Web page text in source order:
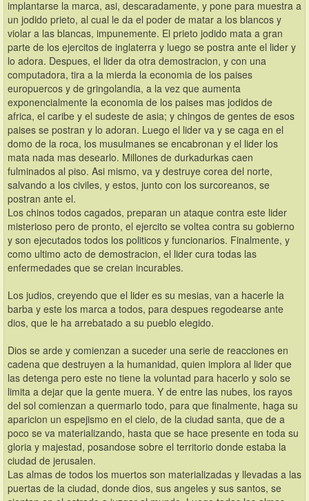
implantarse la marca, asi, descaradamente, y pone para muestra a
un jodido prieto, al cual le da el poder de matar a los blancos y
violar a las blancas, impunemente. El prieto jodido mata a gran
parte de los ejercitos de inglaterra y luego se postra ante el lider y
lo adora. Despues, el lider da otra demostracion, y con una
computadora, tira a la mierda la economia de los paises
europuercos y de gringolandia, a la vez que aumenta
exponencialmente la economia de los paises mas jodidos de
africa, el caribe y el sudeste de asia; y chingos de gentes de esos
paises se postran y lo adoran. Luego el lider va y se caga en el
domo de la roca, los musulmanes se encabronan y el lider los
mata nada mas desearlo. Millones de durkadurkas caen
fulminados al piso. Asi mismo, va y destruye corea del norte,
salvando a los civiles, y estos, junto con los surcoreanos, se
postran ante el.
Los chinos todos cagados, preparan un ataque contra este lider
misterioso pero de pronto, el ejercito se voltea contra su gobierno
y son ejecutados todos los politicos y funcionarios. Finalmente, y
como ultimo acto de demostracion, el lider cura todas las
enfermedades que se creian incurables.
Los judios, creyendo que el lider es su mesias, van a hacerle la
barba y este los marca a todos, para despues regodearse ante
dios, que le ha arrebatado a su pueblo elegido.
Dios se arde y comienzan a suceder una serie de reacciones en
cadena que destruyen a la humanidad, quien implora al lider que
las detenga pero este no tiene la voluntad para hacerlo y solo se
limita a dejar que la gente muera. Y de entre las nubes, los rayos
del sol comienzan a quermarlo todo, para que finalmente, haga su
aparicion un espejismo en el cielo, de la ciudad santa, que de a
poco se va materializando, hasta que se hace presente en toda su
gloria y majestad, posandose sobre el territorio donde estaba la
ciudad de jerusalen.
Las almas de todos los muertos son materializadas y llevadas a las
puertas de la ciudad, donde dios, sus angeles y sus santos, se